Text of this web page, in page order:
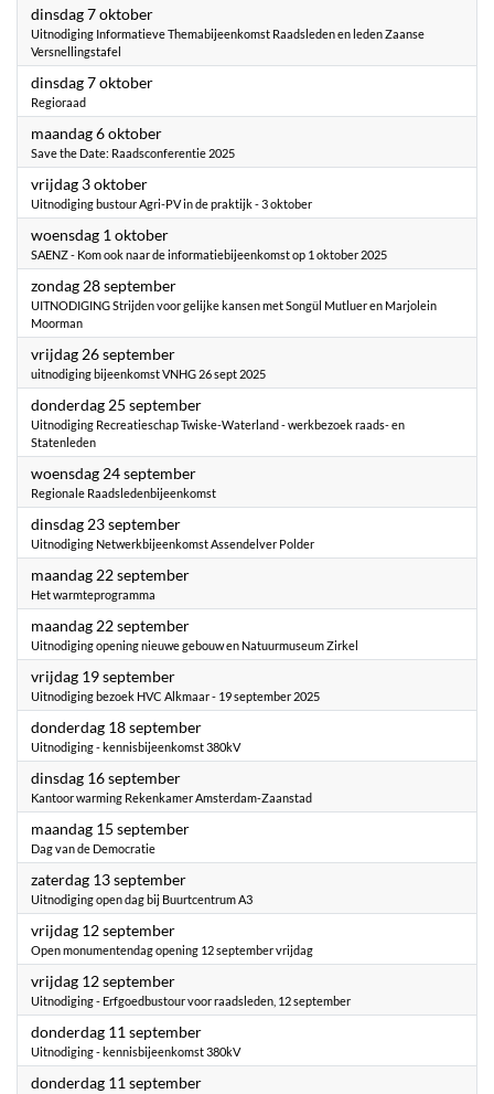
dinsdag 7 oktober2025
Uitnodiging Informatieve Themabijeenkomst Raadsleden en leden Zaanse
Versnellingstafel
dinsdag 7 oktober2025
Regioraad
maandag 6 oktober2025
Save the Date: Raadsconferentie 2025
vrijdag 3 oktober2025
Uitnodiging bustour Agri-PV in de praktijk - 3 oktober
woensdag 1 oktober2025
SAENZ - Kom ook naar de informatiebijeenkomst op 1 oktober 2025
zondag 28 september2025
UITNODIGING Strijden voor gelijke kansen met Songül Mutluer en Marjolein
Moorman
vrijdag 26 september2025
uitnodiging bijeenkomst VNHG 26 sept 2025
donderdag 25 september2025
Uitnodiging Recreatieschap Twiske-Waterland - werkbezoek raads- en
Statenleden
woensdag 24 september2025
Regionale Raadsledenbijeenkomst
dinsdag 23 september2025
Uitnodiging Netwerkbijeenkomst Assendelver Polder
maandag 22 september2025
Het warmteprogramma
maandag 22 september2025
Uitnodiging opening nieuwe gebouw en Natuurmuseum Zirkel
vrijdag 19 september2025
Uitnodiging bezoek HVC Alkmaar - 19 september 2025
donderdag 18 september2025
Uitnodiging - kennisbijeenkomst 380kV
dinsdag 16 september2025
Kantoor warming Rekenkamer Amsterdam-Zaanstad
maandag 15 september2025
Dag van de Democratie
zaterdag 13 september2025
Uitnodiging open dag bij Buurtcentrum A3
vrijdag 12 september2025
Open monumentendag opening 12 september vrijdag
vrijdag 12 september2025
Uitnodiging - Erfgoedbustour voor raadsleden, 12 september
donderdag 11 september2025
Uitnodiging - kennisbijeenkomst 380kV
donderdag 11 september2025